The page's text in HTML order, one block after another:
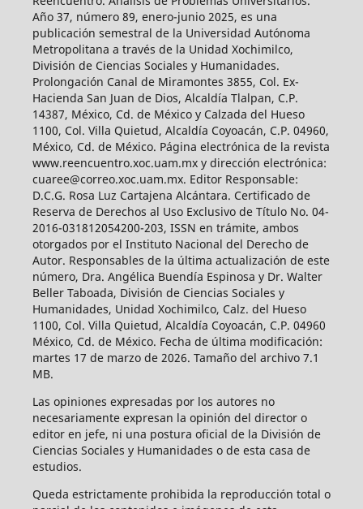
Año 37, número 89, enero-junio 2025, es una
publicación semestral de la Universidad Autónoma
Metropolitana a través de la Unidad Xochimilco,
División de Ciencias Sociales y Humanidades.
Prolongación Canal de Miramontes 3855, Col. Ex-
Hacienda San Juan de Dios, Alcaldía Tlalpan, C.P.
14387, México, Cd. de México y Calzada del Hueso
1100, Col. Villa Quietud, Alcaldía Coyoacán, C.P. 04960,
México, Cd. de México. Página electrónica de la revista
www.reencuentro.xoc.uam.mx y dirección electrónica:
cuaree@correo.xoc.uam.mx. Editor Responsable:
D.C.G. Rosa Luz Cartajena Alcántara. Certificado de
Reserva de Derechos al Uso Exclusivo de Título No. 04-
2016-031812054200-203, ISSN en trámite, ambos
otorgados por el Instituto Nacional del Derecho de
Autor. Responsables de la última actualización de este
número, Dra. Angélica Buendía Espinosa y Dr. Walter
Beller Taboada, División de Ciencias Sociales y
Humanidades, Unidad Xochimilco, Calz. del Hueso
1100, Col. Villa Quietud, Alcaldía Coyoacán, C.P. 04960
México, Cd. de México. Fecha de última modificación:
martes 17 de marzo de 2026. Tamaño del archivo 7.1
MB.
Las opiniones expresadas por los autores no
necesariamente expresan la opinión del director o
editor en jefe, ni una postura oficial de la División de
Ciencias Sociales y Humanidades o de esta casa de
estudios.
Queda estrictamente prohibida la reproducción total o